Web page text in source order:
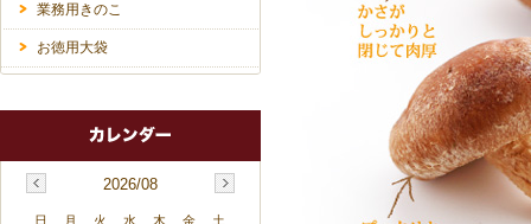
業務用きのこ
お徳用大袋
2026/08
日 月 火 水 木 金
土